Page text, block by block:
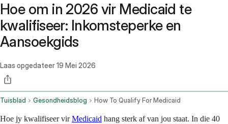
Hoe om in 2026 vir Medicaid te
kwalifiseer: Inkomsteperke en
Aansoekgids
Laas opgedateer19 Mei 2026
Tuisblad Gesondheidsblog How To Qualify For Medicaid
Hoe jy kwalifiseer virMedicaid hang sterk af van jou staat. In die 40